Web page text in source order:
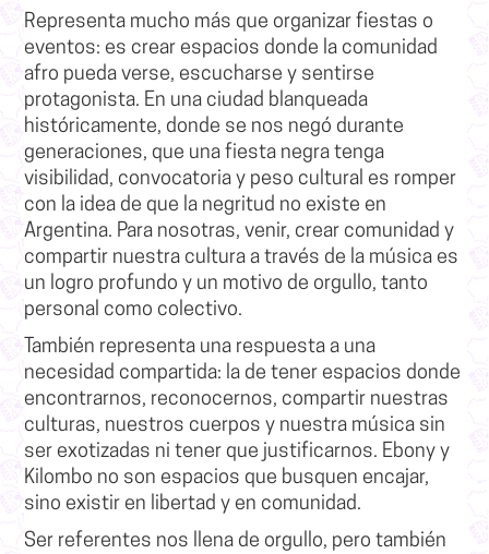
Representa mucho más que organizar fiestas o
eventos: es crear espacios donde la comunidad
afro pueda verse, escucharse y sentirse
protagonista. En una ciudad blanqueada
históricamente, donde se nos negó durante
generaciones, que una fiesta negra tenga
visibilidad, convocatoria y peso cultural es romper
con la idea de que la negritud no existe en
Argentina. Para nosotras, venir, crear comunidad y
compartir nuestra cultura a través de la música es
un logro profundo y un motivo de orgullo, tanto
personal como colectivo.
También representa una respuesta a una
necesidad compartida: la de tener espacios donde
encontrarnos, reconocernos, compartir nuestras
culturas, nuestros cuerpos y nuestra música sin
ser exotizadas ni tener que justificarnos. Ebony y
Kilombo no son espacios que busquen encajar,
sino existir en libertad y en comunidad.
Ser referentes nos llena de orgullo, pero también